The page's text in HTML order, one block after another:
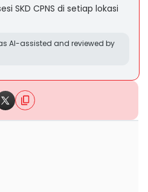
SKD CPNS di setiap lokasi
AI-assisted and reviewed by